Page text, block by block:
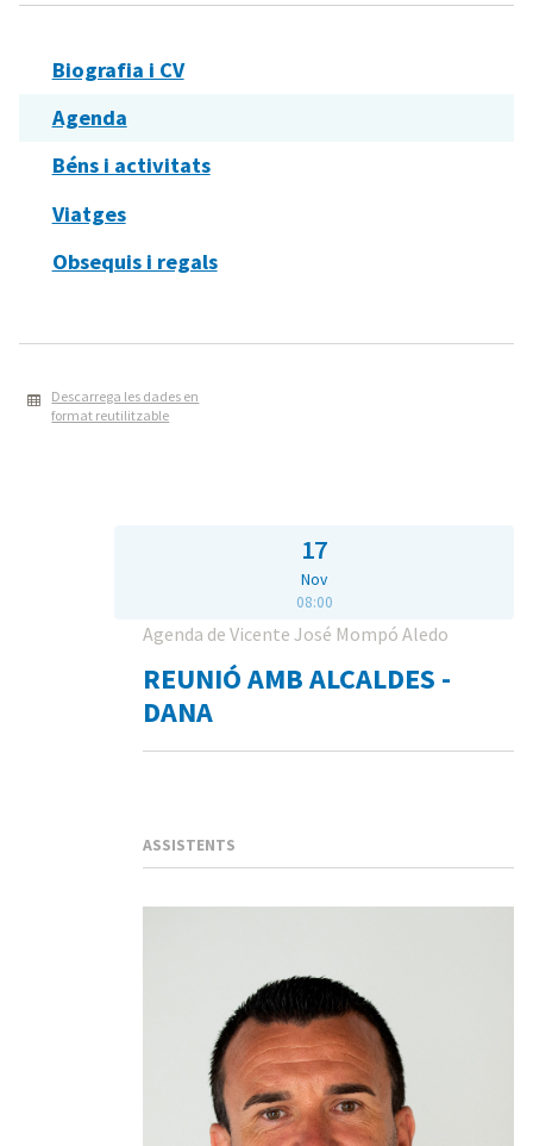
Biografia i CV
Agenda
Béns i activitats
Viatges
Obsequis i regals
Descarrega les dades en
format reutilitzable
17
Nov
08:00
Agenda de Vicente José Mompó Aledo
REUNIÓ AMB ALCALDES -
DANA
ASSISTENTS